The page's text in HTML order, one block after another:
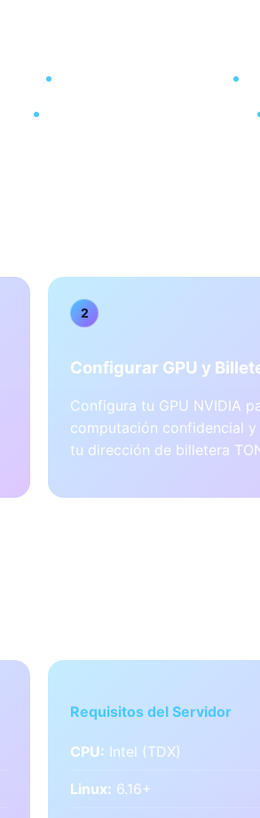
2
Configurar GPU y
Configura tu GPU NVIDIA
computación confidencial
tu dirección de billetera
Requisitos del Servidor
CPU: Intel (TDX)
Linux: 6.16+